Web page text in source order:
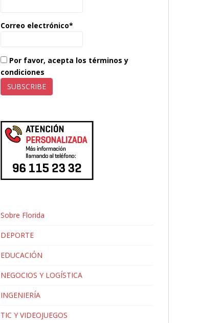
Correo electrónico*
Por favor, acepta los términos y
condiciones
Sobre Florida
DEPORTE
EDUCACIÓN
NEGOCIOS Y LOGÍSTICA
INGENIERÍA
TIC Y VIDEOJUEGOS